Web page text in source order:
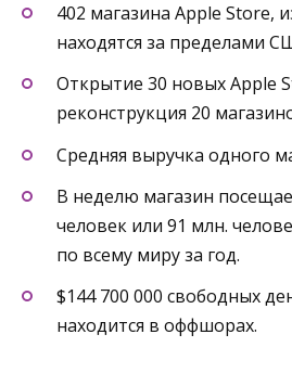
402 магазина Apple Store,
находятся за пределами
Открытие 30 новых Apple
реконструкция 20
Средняя выручка одного
В неделю магазин
человек или 91 млн.
по всему миру за год.
$144 700 000 свободных
находится в оффшорах.